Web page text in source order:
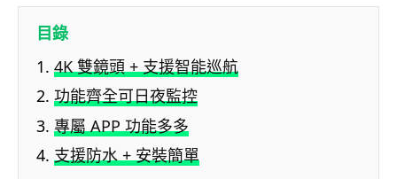
目錄
4K 雙鏡頭 + 支援智能巡航
功能齊全可日夜監控
專屬 APP 功能多多
支援防水 + 安裝簡單